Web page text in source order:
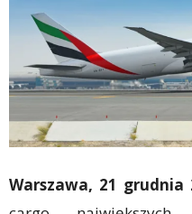
Warszawa, 21 grudnia